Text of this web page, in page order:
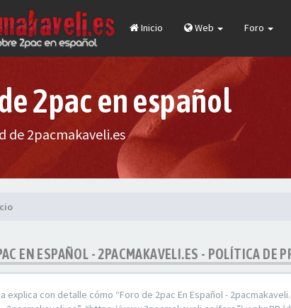
Inicio Web Foro
2pac en español
de 2pacmakaveli.es
EN ESPAÑOL - 2PACMAKAVELI.ES - POLÍTICA DE
explica con detalle cómo “Foro de 2pac En Español -